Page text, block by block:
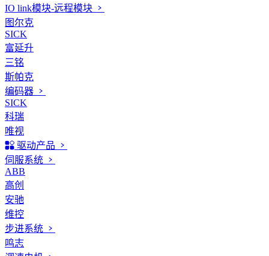
IO link模块-远程模块
图尔克
SICK
富延升
三铭
斯帕克
编码器
SICK
科瑞
唯视
驱动产品
伺服系统
ABB
高创
安驰
维控
步进系统
鸣志